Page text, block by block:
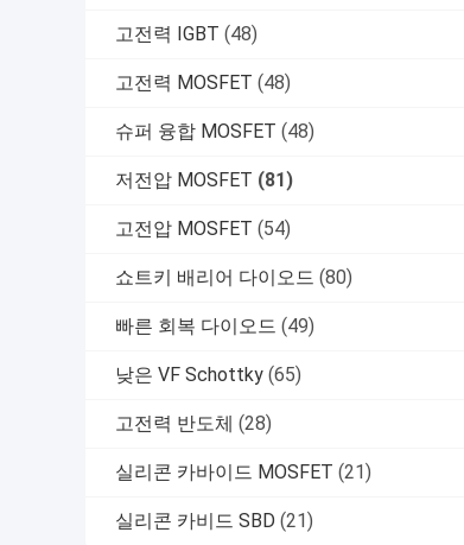
고전력 IGBT (48)
고전력 MOSFET (48)
슈퍼 융합 MOSFET (48)
저전압 MOSFET (81)
고전압 MOSFET (54)
쇼트키 배리어 다이오드 (80)
빠른 회복 다이오드 (49)
낮은 VF Schottky (65)
고전력 반도체 (28)
실리콘 카바이드 MOSFET (21)
실리콘 카비드 SBD (21)